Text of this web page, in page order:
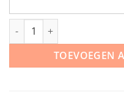
Hempel Hard Racing Xtra
TOEVOEGEN